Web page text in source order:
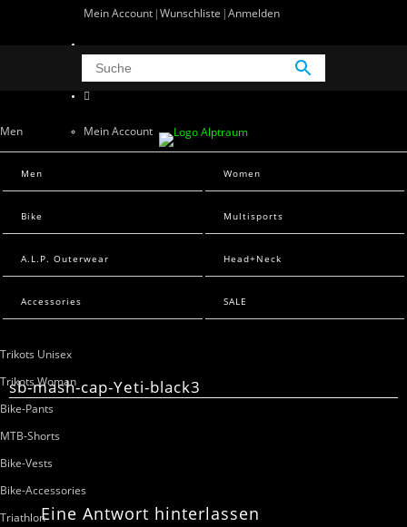
Mein Account Wunschliste Anmelden
Men
Men Sweats
Men T-Shirts
Women
Women Sweats
Bike
Trikots Unisex
Trikots Woman
Bike-Pants
MTB-Shorts
Bike-Vests
Bike-Accessories
Triathlon
Mein Account
Men Women
Bike Multisports
A.L.P. Outerwear Head+Neck
Accessories SALE
sb-mash-cap-Yeti-black3
Eine Antwort hinterlassen